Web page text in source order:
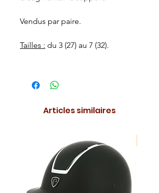
Vendus par paire.
Tailles : du 3 (27) au 7 (32).
Articles similaires